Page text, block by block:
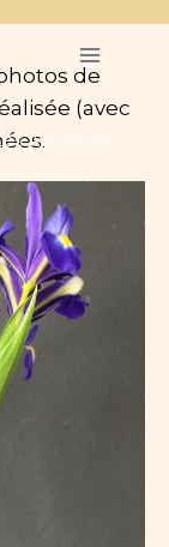
Actualités
de
(avec